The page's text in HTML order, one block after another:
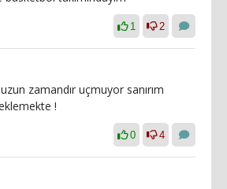
1 2
zamandır uçmuyor sanırım
!
0 4